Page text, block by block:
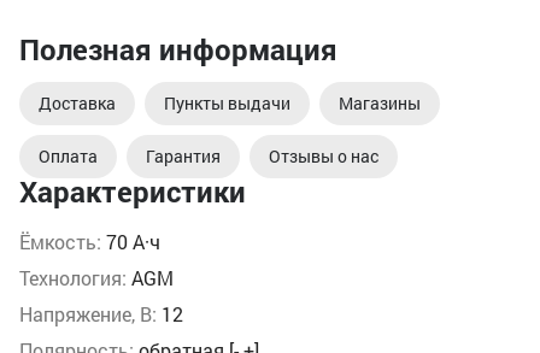
Характеристики
Ёмкость: 70 А·ч
Технология: AGM
Напряжение, В: 12
Полезная информация
Доставка Пункты выдачи Магазины
Оплата Гарантия Отзывы о нас